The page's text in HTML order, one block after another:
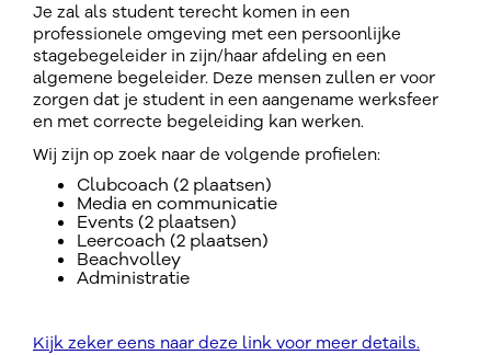
Je zal als student terecht komen in een
professionele omgeving met een persoonlijke
stagebegeleider in zijn/haar afdeling en een
algemene begeleider. Deze mensen zullen er voor
zorgen dat je student in een aangename werksfeer
en met correcte begeleiding kan werken.
Wij zijn op zoek naar de volgende profielen:
Clubcoach (2 plaatsen)
Media en communicatie
Events (2 plaatsen)
Leercoach (2 plaatsen)
Beachvolley
Administratie
Kijk zeker eens naar deze link voor meer details.